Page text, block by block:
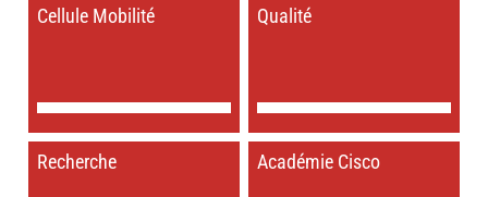
Cellule Mobilité Qualité
Recherche Académie Cisco